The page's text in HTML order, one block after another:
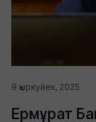
9 қыркүйек, 2025
Ермұрат